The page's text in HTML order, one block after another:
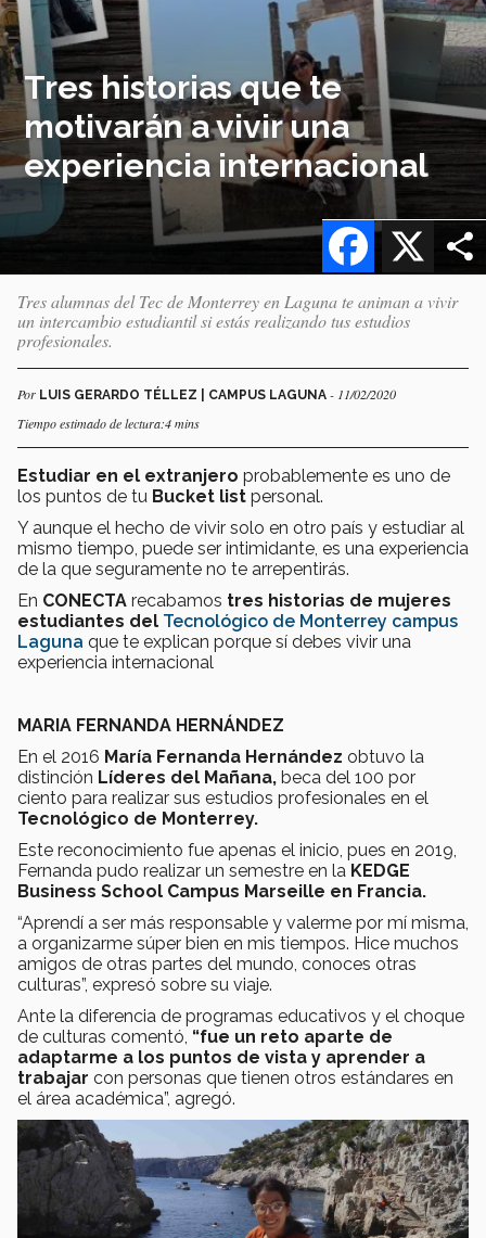
Tres historias que te
motivarán a vivir una
experiencia internacional
X
Facebook
Tres alumnas del Tec de Monterrey en Laguna te animan a vivir
un intercambio estudiantil si estás realizando tus estudios
profesionales.
Por LUIS GERARDO TÉLLEZ | CAMPUS LAGUNA - 11/02/2020
Tiempo estimado de lectura:4 mins
Estudiar en el extranjero probablemente es uno de
los puntos de tu Bucket list personal.
Y aunque el hecho de vivir solo en otro país y estudiar al
mismo tiempo, puede ser intimidante, es una experiencia
de la que seguramente no te arrepentirás.
En CONECTA recabamos tres historias de mujeres
estudiantes del Tecnológico de Monterrey campus
Laguna que te explican porque sí debes vivir una
experiencia internacional
MARIA FERNANDA HERNÁNDEZ
En el 2016 María Fernanda Hernández obtuvo la
distinción Líderes del Mañana, beca del 100 por
ciento para realizar sus estudios profesionales en el
Tecnológico de Monterrey.
Este reconocimiento fue apenas el inicio, pues en 2019,
Fernanda pudo realizar un semestre en la KEDGE
Business School Campus Marseille en Francia.
“Aprendí a ser más responsable y valerme por mí misma,
a organizarme súper bien en mis tiempos. Hice muchos
amigos de otras partes del mundo, conoces otras
culturas”, expresó sobre su viaje.
Ante la diferencia de programas educativos y el choque
de culturas comentó, “fue un reto aparte de
adaptarme a los puntos de vista y aprender a
trabajar con personas que tienen otros estándares en
el área académica”, agregó.